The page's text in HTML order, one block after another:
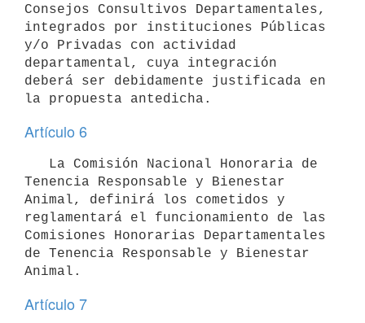
Consejos Consultivos Departamentales,
integrados por instituciones Públicas
y/o Privadas con actividad
departamental, cuya integración
deberá ser debidamente justificada en
Artículo 6
Tenencia Responsable y Bienestar
Animal, definirá los cometidos y
reglamentará el funcionamiento de las
Comisiones Honorarias Departamentales
de Tenencia Responsable y Bienestar
Artículo 7